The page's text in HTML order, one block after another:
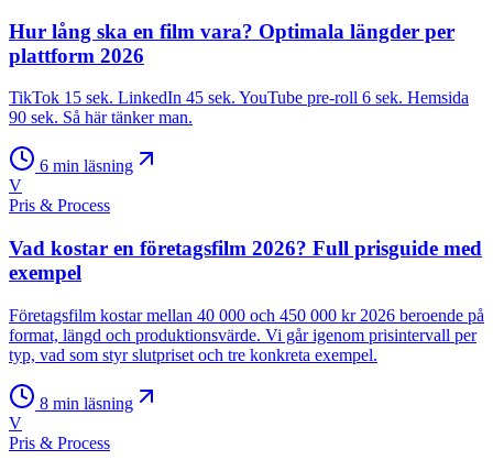
Hur lång ska en film vara? Optimala längder per
plattform 2026
TikTok 15 sek. LinkedIn 45 sek. YouTube pre-roll 6 sek. Hemsida
90 sek. Så här tänker man.
6 min läsning
V
Pris & Process
Vad kostar en företagsfilm 2026? Full prisguide med
exempel
Företagsfilm kostar mellan 40 000 och 450 000 kr 2026 beroende på
format, längd och produktionsvärde. Vi går igenom prisintervall per
typ, vad som styr slutpriset och tre konkreta exempel.
8 min läsning
V
Pris & Process